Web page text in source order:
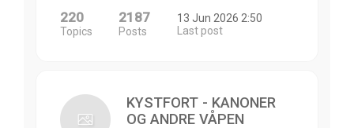
220
Topics
2187
Posts
13 Jun 2026 2:50
Last post
KYSTFORT - KANONER
OG ANDRE VÅPEN